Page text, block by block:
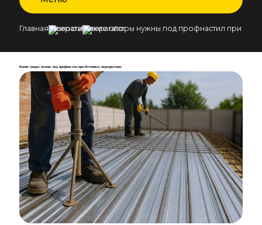
Главная Новости Какие опоры нужны под профнастил при
Какие опоры нужны под профнастил при бетонных перекрытиях